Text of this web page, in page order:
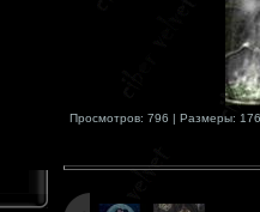
Просмотров: 796 | Размеры: